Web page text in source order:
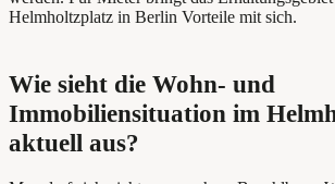
Helmholtzplatz in Berlin Vorteile mit sich.
Wie sieht die Wohn- und
Immobiliensituation im
aktuell aus?